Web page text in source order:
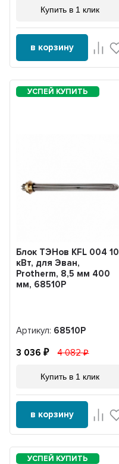
Купить в 1 клик
в корзину
Блок ТЭНов KFL 004 10
кВт, для Эван,
Protherm, 8,5 мм 400
мм, 68510Р
Артикул: 68510Р
3 036 4 082
Купить в 1 клик
в корзину